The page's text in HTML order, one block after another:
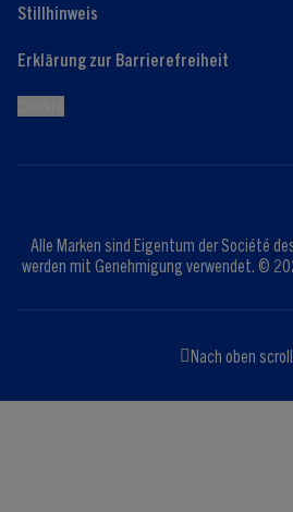
Stillhinweis
Erklärung zur Barrierefreiheit
Alle Marken sind Eigentum der Société
werden mit Genehmigung verwendet. ©
Nach oben